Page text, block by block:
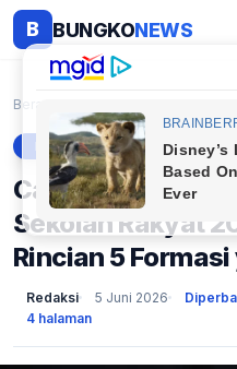
B BUNGKONEWS
Beranda
BERITA
Catat
Sekolah Rakyat
Rincian 5
Redaksi 5 Juni 2026
4 halaman